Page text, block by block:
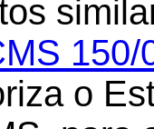
150/
o